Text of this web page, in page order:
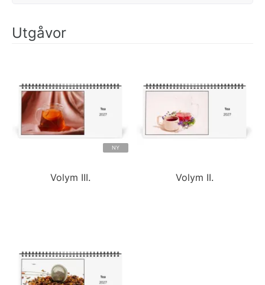
Utgåvor
NY
Volym III. Volym II.